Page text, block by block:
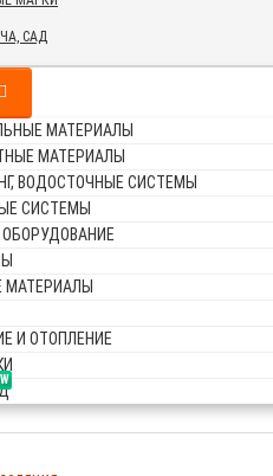
САД
МАТЕРИАЛЫ
МАТЕРИАЛЫ
ВОДОСТОЧНЫЕ СИСТЕМЫ
СИСТЕМЫ
МАТЕРИАЛЫ
И ОТОПЛЕНИЕ